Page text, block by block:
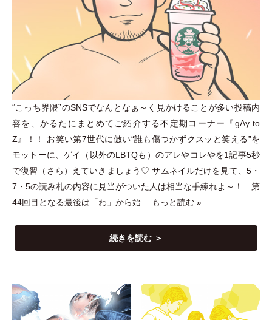
“こっち界隈”のSNSでなんとなぁ～く見かけることが多い投稿内
容を、かるたにまとめてご紹介する不定期コーナー『gAy to
Z』！！ お笑い第7世代に倣い“誰も傷つかずクスッと笑える”を
モットーに、ゲイ
（ 以外のLBTQも ） のアレやコレやを1記事5秒
で復習 （ さら ） えていきましょう♡ サムネイルだけを見て、5・
7 ・ 5の読み札の内容に見当がついた人は相当な手練れよ～！ 第
44回目となる最後は 「わ 」 から始… もっと読む »
続きを読む ＞